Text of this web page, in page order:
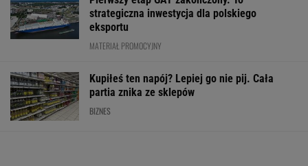
strategiczna inwestycja dla polskiego
eksportu
MATERIAŁ PROMOCYJNY
Kupiłeś ten napój? Lepiej go nie pij. Cała
partia znika ze sklepów
BIZNES